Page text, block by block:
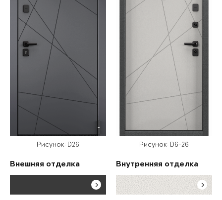
Рисунок: D26
Внешняя отделка
Рисунок: D6-26
Внутренняя отделка